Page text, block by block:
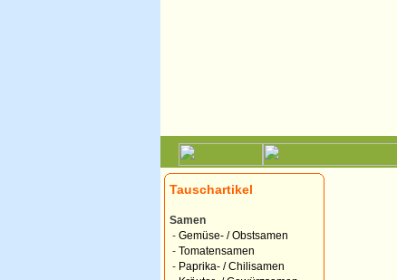
Tauschartikel
Samen
- Gemüse- / Obstsamen
- Tomatensamen
- Paprika- / Chilisamen